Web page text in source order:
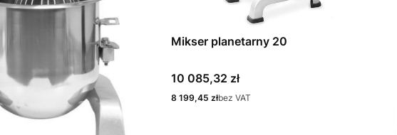
Mikser planetarny 20
Cena
10 085,32 zł
Cena
8 199,45 złbez VAT